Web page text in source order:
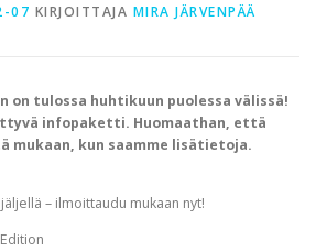
07 KIRJOITTAJA MIRA JÄRVENPÄÄ
on tulossa huhtikuun puolessa välissä!
infopaketti. Huomaathan, että
mukaan, kun saamme lisätietoja.
– ilmoittaudu mukaan nyt!